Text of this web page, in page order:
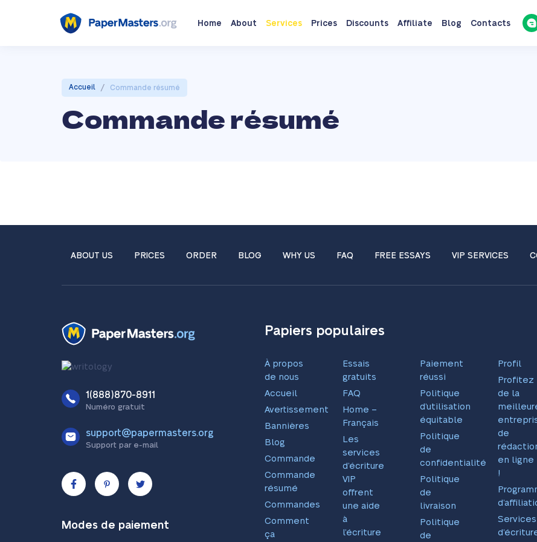
Home About Services Prices Discounts Affiliate Blog Contacts
Accueil / Commande résumé
Commande résumé
ABOUT US PRICES ORDER BLOG WHY US FAQ FREE ESSAYS VIP SERVICES
1(888)870-8911
Numéro gratuit
support@papermasters.org
Support par e-mail
Modes de paiement
Papiers populaires
À propos
de nous
Accueil
Avertissement
Bannières
Blog
Commande
Commande
résumé
Commandes
Comment
ça
Essais
gratuits
FAQ
Home –
Français
Les
services
d’écriture
VIP
offrent
une aide
à
l’écriture
Paiement
réussi
Politique
d’utilisation
équitable
Politique
de
confidentialité
Politique
de
livraison
Politique
de
Profil
Profitez
de la
de
en ligne
!
Services